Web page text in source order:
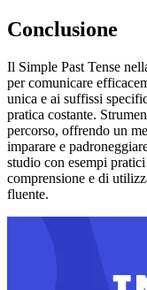
Conclusione
Il Simple Past Tense
per comunicare
unica e ai suffissi
pratica costante.
percorso, offrendo un
imparare e
studio con esempi
comprensione e di
fluente.